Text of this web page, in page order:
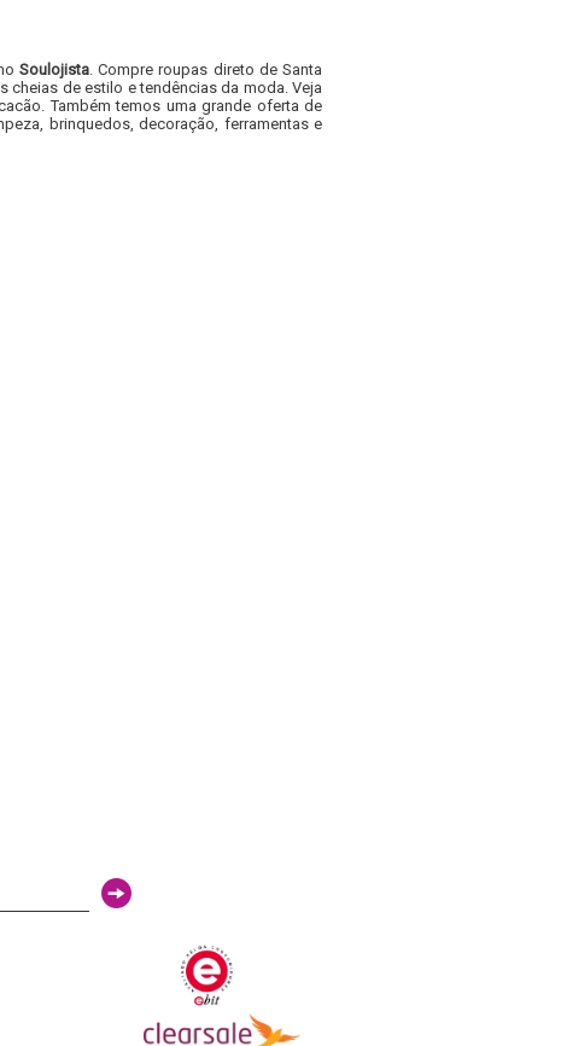
Soulojista. Compre roupas direto de Santa
cheias de estilo e tendências da moda. Veja
Também temos uma grande oferta de
brinquedos, decoração, ferramentas e